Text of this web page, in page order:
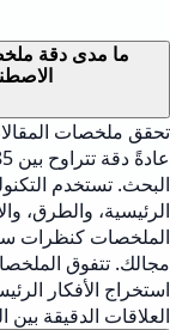
ما مدى دقة
تحقق ملخصات
البحث. تستخدم
الرئيسية، والطرق،
الملخصات كنظرات
مجالك. تتفوق
استخراج الأفكار
العلاقات الدقيقة بين